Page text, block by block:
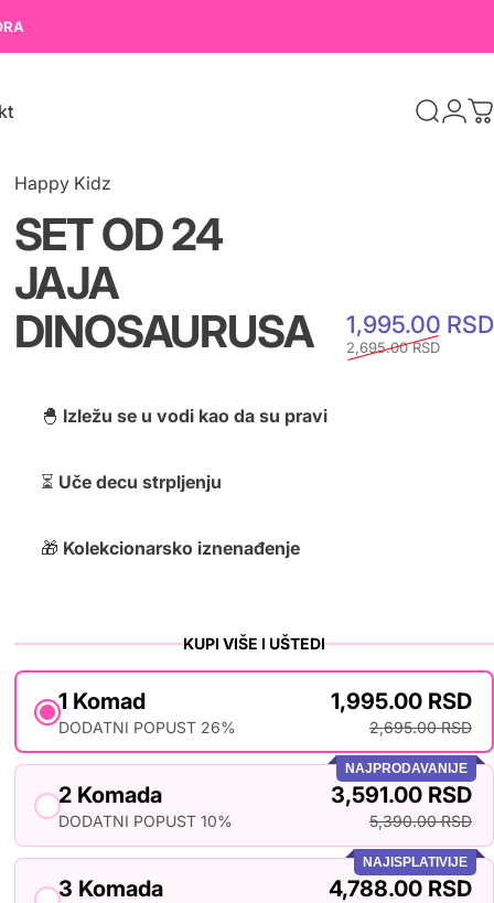
Happy Kidz
SETOD24
JAJA
DINOSAURUSA
1,995.00 RSD
2,695.00 RSD
🐣 Izležu se u vodi kao da su pravi
⏳ Uče decu strpljenju
🎁 Kolekcionarsko iznenađenje
KUPI VIŠE I UŠTEDI
1 Komad
DODATNI POPUST 26%
1,995.00 RSD
2,695.00 RSD
NAJPRODAVANIJE
2 Komada
DODATNI POPUST 10%
3,591.00 RSD
5,390.00 RSD
NAJISPLATIVIJE
3 Komada 4,788.00 RSD